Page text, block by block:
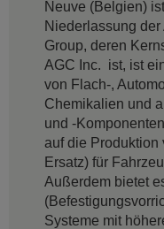
Neuve (Belgien)
Niederlassung
Group, deren
AGC Inc. ist, ist
von Flach-,
Chemikalien und
und -
auf die Produktion
Ersatz) für
Außerdem bietet
Systeme mit